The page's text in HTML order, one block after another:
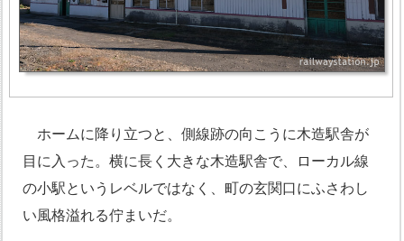
ホームに降り立つと、側線跡の向こうに木造駅舎が
目に入った。横に長く大きな木造駅舎で、ローカル線
の小駅というレベルではなく、町の玄関口にふさわし
い風格溢れる佇まいだ。